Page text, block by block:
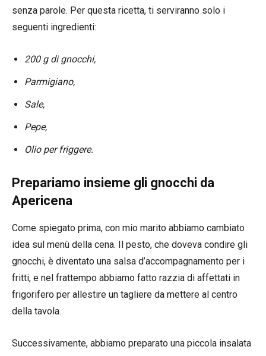
senza parole. Per questa ricetta, ti serviranno solo i
seguenti ingredienti:
200 g di gnocchi,
Parmigiano,
Sale,
Pepe,
Olio per friggere.
Prepariamo insieme gli gnocchi da
Apericena
Come spiegato prima, con mio marito abbiamo cambiato
idea sul menù della cena. Il pesto, che doveva condire gli
gnocchi, è diventato una salsa d’accompagnamento per i
fritti, e nel frattempo abbiamo fatto razzia di affettati in
frigorifero per allestire un tagliere da mettere al centro
della tavola.
Successivamente, abbiamo preparato una piccola insalata